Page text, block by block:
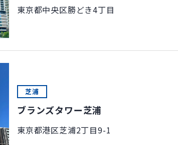
東京都中央区勝どき4丁目
芝浦
ブランズタワー芝浦
東京都港区芝浦2丁目9-1